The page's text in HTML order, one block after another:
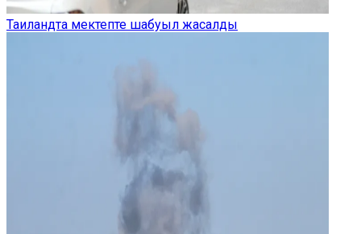
Таиландта мектепте шабуыл жасалды